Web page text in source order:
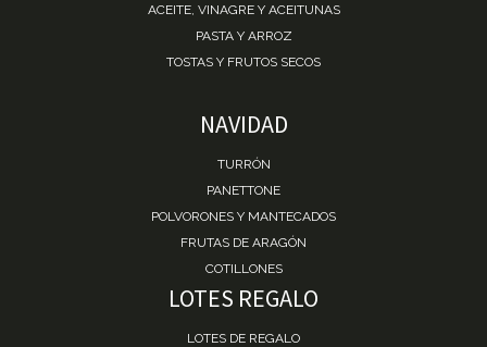
ACEITE, VINAGRE Y ACEITUNAS
PASTA Y ARROZ
TOSTAS Y FRUTOS SECOS
NAVIDAD
TURRÓN
PANETTONE
POLVORONES Y MANTECADOS
FRUTAS DE ARAGÓN
COTILLONES
LOTES REGALO
LOTES DE REGALO